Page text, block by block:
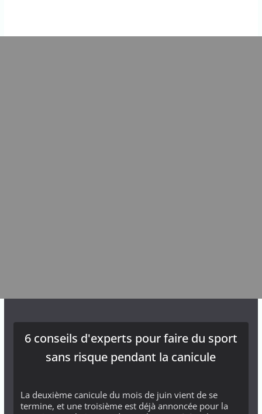
6 conseils d'experts pour faire du sport
sans risque pendant la canicule
La deuxième canicule du mois de juin vient de se
termine, et une troisième est déjà annoncée pour la